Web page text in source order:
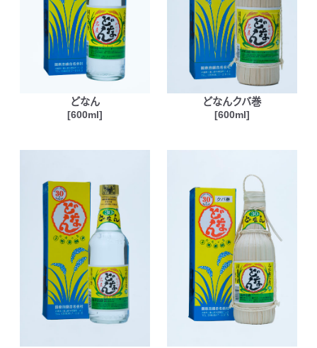
どなん
[600ml]
どなんクバ巻
[600ml]